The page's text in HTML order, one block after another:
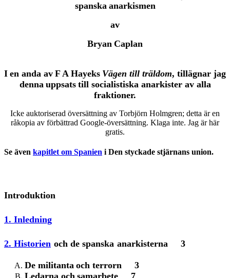
spanska anarkismen
av
Bryan Caplan
I en anda av F A Hayeks Vägen till träldom, tillägnar jag
denna uppsats till socialistiska anarkister avalla
fraktioner.
Icke auktoriserad översättning av Torbjörn Holmgren; detta är en
råkopia av förbättrad Google-översättning. Klaga inte. Jag är här
gratis.
Se även kapitlet om Spanien i Den styckade stjärnans union.
Introduktion
1. Inledning
2. Historien och de spanska anarkisterna 3
De militanta och terrorn 3